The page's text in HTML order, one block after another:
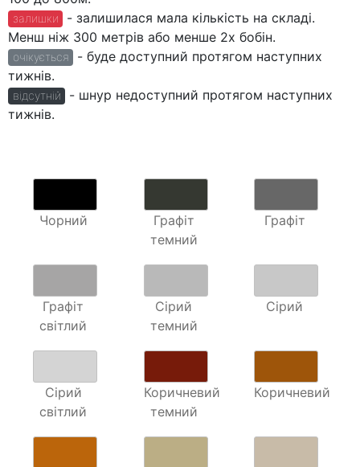
залишки
- залишилася мала кількість на складі.
Менш ніж 300 метрів або менше 2х бобін.
очікується
- буде доступний протягом наступних
тижнів.
відсутній
- шнур недоступний протягом наступних
тижнів.
Чорний
Графіт
темний
Графіт
Графіт
світлий
Сірий
темний
Сірий
Сірий
світлий
Коричневий
темний
Коричневий